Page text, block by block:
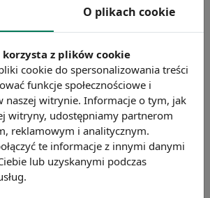
odnosi się do średniej liczby
kadry kierowniczej -
jest udział kierowników
w przedsiębiorstwie przez
lub krócej w ogólnej liczbie
dobrowolnych -
O plikach cookie
z plików cookie
cookie do spersonalizowania treści
funkcje społecznościowe i
naszej witrynie. Informacje o tym, jak
witryny, udostępniamy partnerom
reklamowym i analitycznym.
te informacje z innymi danymi
lub uzyskanymi podczas